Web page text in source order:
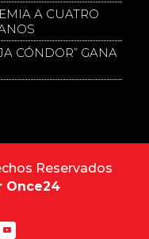
A CUATRO
CÓNDOR” GANA
Reservados
Once24